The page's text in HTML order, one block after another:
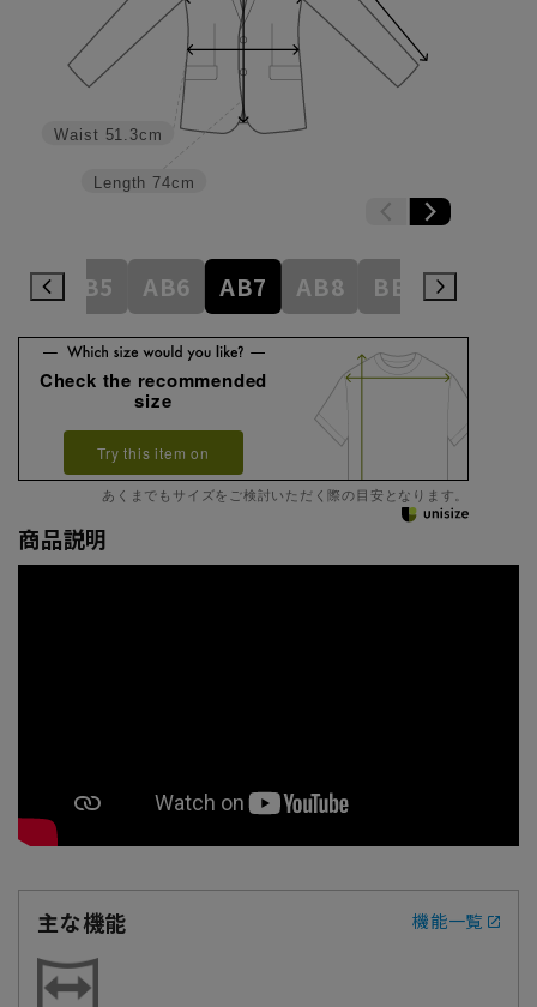
Length 74cm
Waist 51.3cm
AB5 AB6 AB7 AB8 BE3 BE4
Check the recommended
size
Try this item on
あくまでもサイズをご検討いただく際の目安となります。
商品説明
主な機能 機能一覧